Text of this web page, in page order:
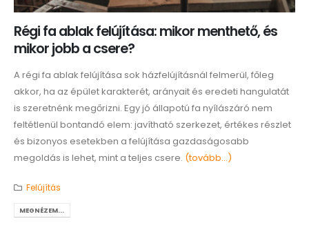
Régi fa ablak felújítása: mikor menthető, és
mikor jobb a csere?
A régi fa ablak felújítása sok házfelújításnál felmerül, főleg
akkor, ha az épület karakterét, arányait és eredeti hangulatát
is szeretnénk megőrizni. Egy jó állapotú fa nyílászáró nem
feltétlenül bontandó elem: javítható szerkezet, értékes részlet
és bizonyos esetekben a felújítása gazdaságosabb
megoldás is lehet, mint a teljes csere. (tovább…)
Felújítás
MEGNÉZEM...